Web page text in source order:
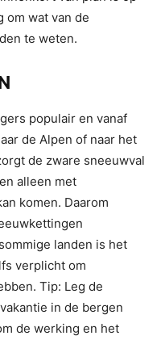
om wat van de
te weten.
populair en vanaf
de Alpen of naar het
de zware sneeuwval
alleen met
komen. Daarom
landen is het
verplicht om
Tip: Leg de
in de bergen
de werking en het